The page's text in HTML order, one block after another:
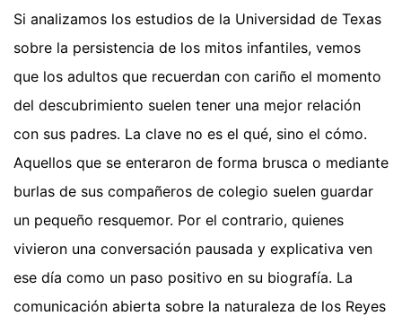
Si analizamos los estudios de la Universidad de Texas
sobre la persistencia de los mitos infantiles, vemos
que los adultos que recuerdan con cariño el momento
del descubrimiento suelen tener una mejor relación
con sus padres. La clave no es el qué, sino el cómo.
Aquellos que se enteraron de forma brusca o mediante
burlas de sus compañeros de colegio suelen guardar
un pequeño resquemor. Por el contrario, quienes
vivieron una conversación pausada y explicativa ven
ese día como un paso positivo en su biografía. La
comunicación abierta sobre la naturaleza de los Reyes